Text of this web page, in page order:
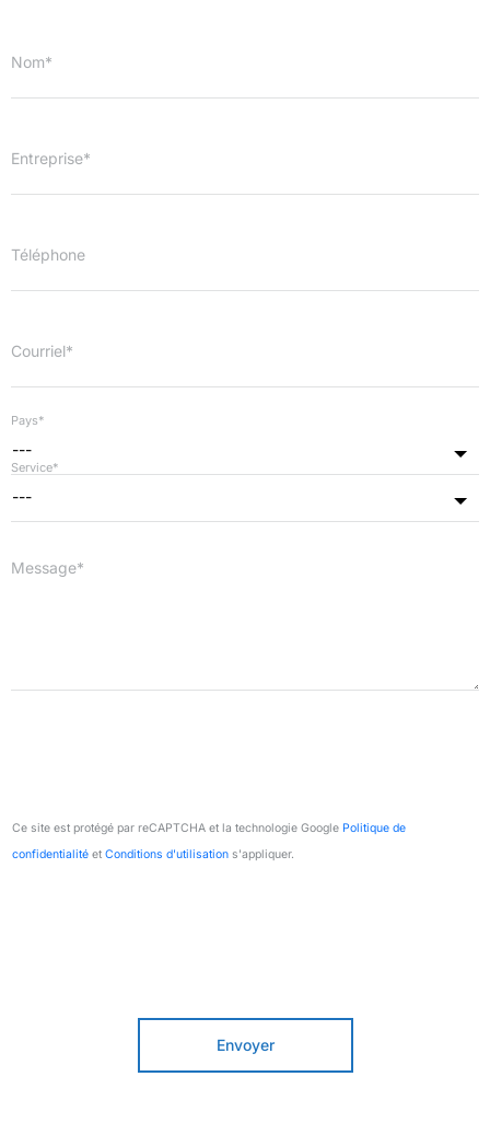
Nom*
Entreprise*
Téléphone
Courriel*
---
Pays*
---
Service*
Message*
Ce site est protégé par reCAPTCHA et la technologie Google Politique de
confidentialité et Conditions d'utilisation s'appliquer.
Envoyer